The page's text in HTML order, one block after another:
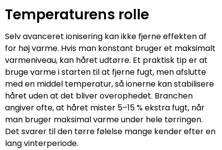
Temperaturens rolle
Selv avanceret ionisering kan ikke fjerne effekten af
for høj varme. Hvis man konstant bruger et maksimalt
varmeniveau, kan håret udtørre. Et praktisk tip er at
bruge varme i starten til at fjerne fugt, men afslutte
med en middel temperatur, så ionerne kan stabilisere
håret uden at det bliver overophedet. Branchen
angiver ofte, at håret mister 5–15 % ekstra fugt, når
man bruger maksimal varme under hele tørringen.
Det svarer til den tørre følelse mange kender efter en
lang vinterperiode.